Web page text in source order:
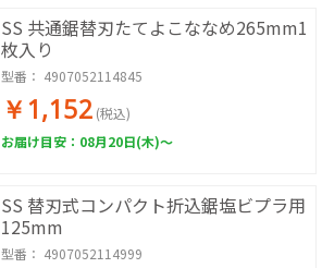
SS 共通鋸替刃たてよこななめ265mm1
枚入り
型番： 4907052114845
￥1,152 (税込)
お届け目安：08月20日(木)～
SS 替刃式コンパクト折込鋸塩ビプラ用
125mm
型番： 4907052114999